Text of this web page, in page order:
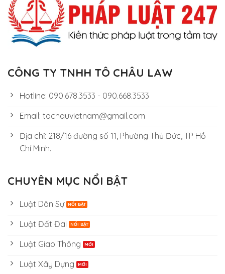
CÔNG TY TNHH TÔ CHÂU LAW
Hotline: 090.678.3533 - 090.668.3533
Email: tochauvietnam@gmail.com
Địa chỉ: 218/16 đường số 11, Phường Thủ Đức, TP Hồ
Chí Minh.
CHUYÊN MỤC NỔI BẬT
Luật Dân Sự
Luật Đất Đai
Luật Giao Thông
Luật Xây Dựng